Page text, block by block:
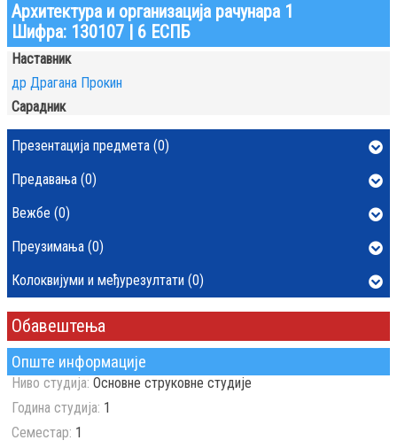
Архитектура и организација рачунара 1
Шифра: 130107 | 6 ЕСПБ
Опште информације
Ниво студија: Основне струковне студије
Година студија: 1
Семестар: 1
Наставник
др Драгана Прокин
Сарадник
Презентација предмета (0)
Предавања (0)
Вежбе (0)
Преузимања (0)
Колоквијуми и међурезултати (0)
Обавештења